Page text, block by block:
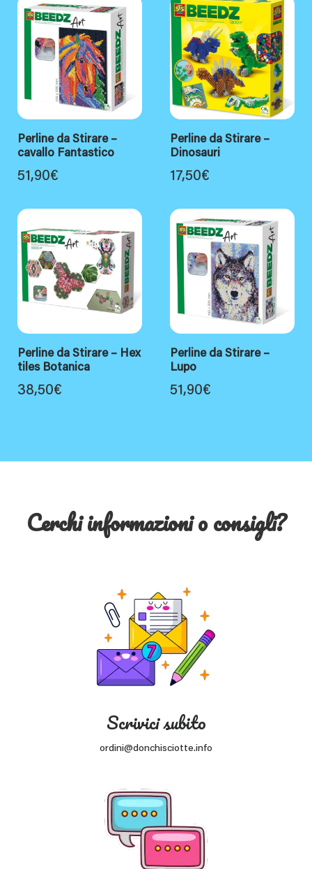
Perline da Stirare –
cavallo Fantastico
51,90€
Perline da Stirare –
Dinosauri
17,50€
Perline da Stirare – Hex
tiles Botanica
38,50€
Perline da Stirare –
Lupo
51,90€
Cerchi informazioni o consigli?
Scrivici subito
ordini@donchisciotte.info